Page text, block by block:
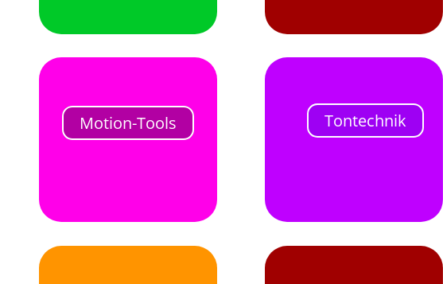
Motion-Tools Tontechnik